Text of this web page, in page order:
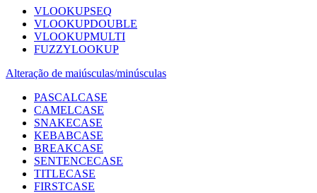
VLOOKUPSEQ
VLOOKUPDOUBLE
VLOOKUPMULTI
FUZZYLOOKUP
Alteração de maiúsculas/minúsculas
PASCALCASE
CAMELCASE
SNAKECASE
KEBABCASE
BREAKCASE
SENTENCECASE
TITLECASE
FIRSTCASE